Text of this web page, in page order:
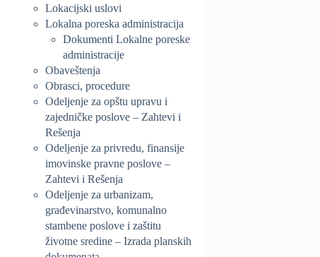
Lokacijski uslovi
Lokalna poreska administracija
Dokumenti Lokalne poreske
administracije
Obaveštenja
Obrasci, procedure
Odeljenje za opštu upravu i
zajedničke poslove – Zahtevi i
Rešenja
Odeljenje za privredu, finansije
imovinske pravne poslove –
Zahtevi i Rešenja
Odeljenje za urbanizam,
građevinarstvo, komunalno
stambene poslove i zaštitu
životne sredine – Izrada planskih